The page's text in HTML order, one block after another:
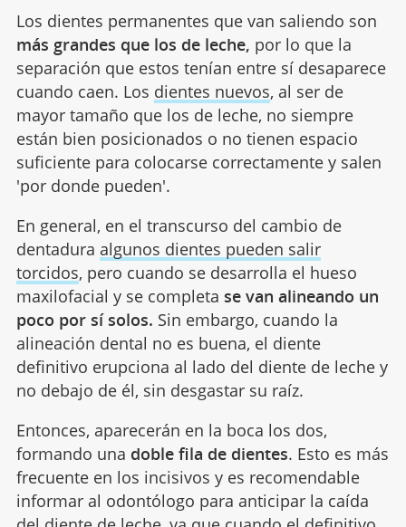
Los dientes permanentes que van saliendo son
más grandes que los de leche, por lo que la
separación que estos tenían entre sí desaparece
cuando caen. Los dientes nuevos, al ser de
mayor tamaño que los de leche, no siempre
están bien posicionados o no tienen espacio
suficiente para colocarse correctamente y salen
'por donde pueden'.
En general, en el transcurso del cambio de
dentadura algunos dientes pueden salir
torcidos, pero cuando se desarrolla el hueso
maxilofacial y se completa se van alineando un
poco por sí solos. Sin embargo, cuando la
alineación dental no es buena, el diente
definitivo erupciona al lado del diente de leche y
no debajo de él, sin desgastar su raíz.
Entonces, aparecerán en la boca los dos,
formando una doble fila de dientes. Esto es más
frecuente en los incisivos y es recomendable
informar al odontólogo para anticipar la caída